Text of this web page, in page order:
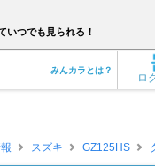
いつでも見られる！
ロ
みんカラとは？
スズキ GZ125HS